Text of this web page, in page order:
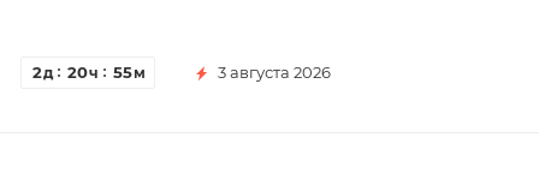
2д 20ч 55м 3 августа 2026